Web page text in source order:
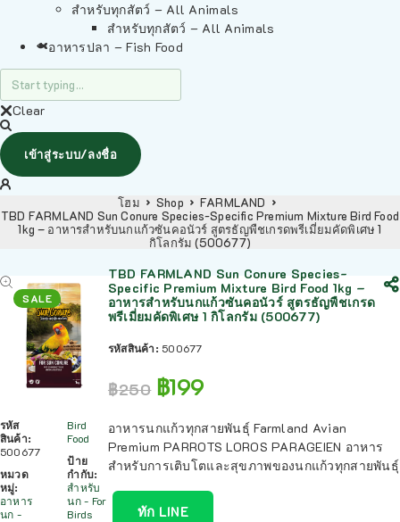
สำหรับทุกสัตว์ – All Animals
สำหรับทุกสัตว์ – All Animals
อาหารปลา – Fish Food
Clear
เข้าสู่ระบบ/ลงชื่อ
โฮม Shop
FARMLAND
TBD FARMLAND Sun Conure Species-Specific Premium Mixture Bird Food
1kg – อาหารสำหรับนกแก้วซันคอนัวร์ สูตรธัญพืชเกรดพรีเมี่ยมคัดพิเศษ 1
กิโลกรัม (500677)
SALE
รหัส
สินค้า:
500677
หมวด
หมู่:
อาหาร
นก -
Bird
Food
ป้าย
กำกับ:
สำหรับ
นก - For
Birds
TBD FARMLAND Sun Conure Species-
Specific Premium Mixture Bird Food 1kg –
อาหารสำหรับนกแก้วซันคอนัวร์ สูตรธัญพืชเกรด
พรีเมี่ยมคัดพิเศษ 1 กิโลกรัม (500677)
รหัสสินค้า: 500677
฿250 ฿199
อาหารนกแก้วทุกสายพันธุ์ Farmland Avian
Premium PARROTS LOROS PARAGEIEN อาหาร
สำหรับการเติบโตและสุขภาพของนกแก้วทุกสายพันธุ์
ทัก LINE